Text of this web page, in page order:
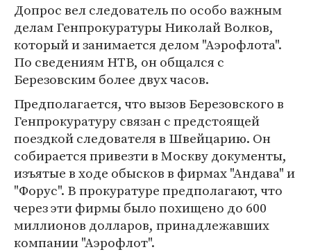
Допрос вел следователь по особо важным
делам Генпрокуратуры Николай Волков,
который и занимается делом "Аэрофлота".
По сведениям НТВ, он общался с
Березовским более двух часов.
Предполагается, что вызов Березовского в
Генпрокуратуру связан с предстоящей
поездкой следователя в Швейцарию. Он
собирается привезти в Москву документы,
изъятые в ходе обысков в фирмах "Андава" и
"Форус". В прокуратуре предполагают, что
через эти фирмы было похищено до 600
миллионов долларов, принадлежавших
компании "Аэрофлот".